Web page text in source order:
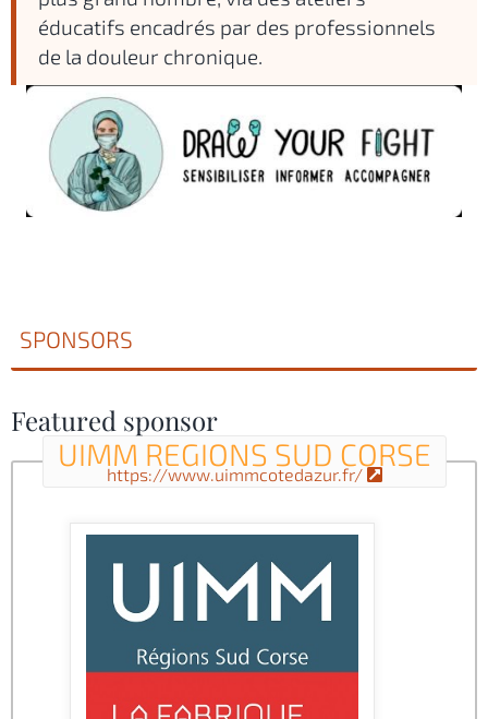
éducatifs encadrés par des professionnels
de la douleur chronique.
SPONSORS
Featured sponsor
UIMM REGIONS SUD CORSE
https://www.uimmcotedazur.fr/